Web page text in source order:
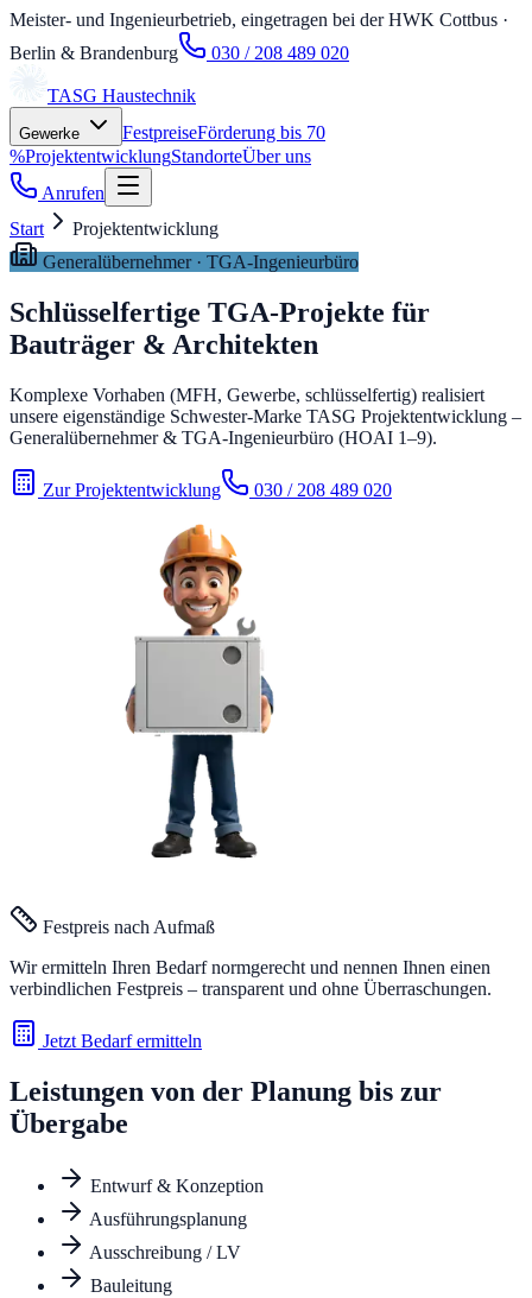
Meister- und Ingenieurbetrieb, eingetragen bei der HWK Cottbus ·
Berlin & Brandenburg
030 / 208 489 020
TASG Haustechnik
Gewerke FestpreiseFörderung bis 70
%ProjektentwicklungStandorteÜber uns
Anrufen
Start
Projektentwicklung
Generalübernehmer · TGA-Ingenieurbüro
Schlüsselfertige TGA-Projekte für
Bauträger & Architekten
Komplexe Vorhaben (MFH, Gewerbe, schlüsselfertig) realisiert
unsere eigenständige Schwester-Marke TASG Projektentwicklung –
Generalübernehmer & TGA-Ingenieurbüro (HOAI 1–9).
Zur Projektentwicklung 030 / 208 489 020
Festpreis nach Aufmaß
Wir ermitteln Ihren Bedarf normgerecht und nennen Ihnen einen
verbindlichen Festpreis – transparent und ohne Überraschungen.
Jetzt Bedarf ermitteln
Leistungen von der Planung bis zur
Übergabe
Entwurf & Konzeption
Ausführungsplanung
Ausschreibung / LV
Bauleitung